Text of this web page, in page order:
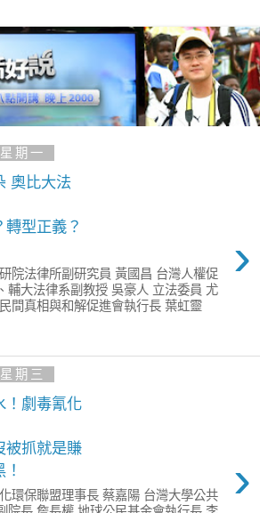
期一
奧比大法
型正義？
›
院法律所副研究員 黃國昌 台灣人權促
輔大法律系副教授 吳豪人 立法委員 尤
間真相與和解促進會執行長 葉虹靈
期三
！劇毒氰化
被抓就是賺
›
環保聯盟理事長 蔡嘉陽 台灣大學公共